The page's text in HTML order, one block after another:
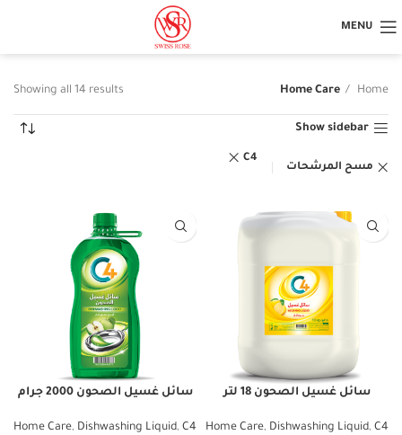
MENU
Home
Home Care
Showing all 14 results
Show sidebar
مسح المرشحات
C4
سائل غسيل الصحون 18 لتر
Home Care, Dishwashing Liquid, C4
سائل غسيل الصحون 2000 جرام
Home Care, Dishwashing Liquid, C4